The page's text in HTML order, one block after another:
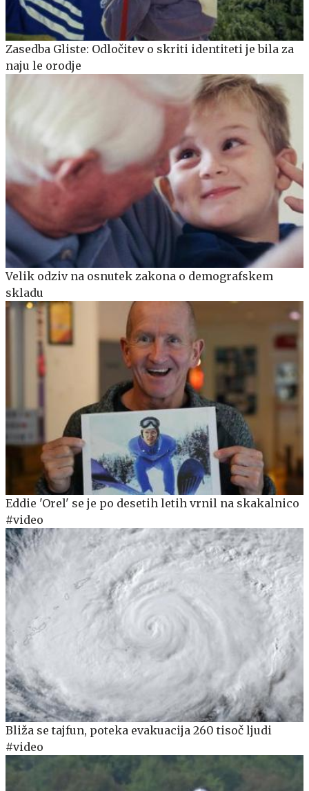
Zasedba Gliste: Odločitev o skriti identiteti je bila za
naju le orodje
Velik odziv na osnutek zakona o demografskem
skladu
Eddie 'Orel' se je po desetih letih vrnil na skakalnico
#video
Bliža se tajfun, poteka evakuacija 260 tisoč ljudi
#video